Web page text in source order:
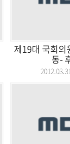
제19대 국회의
동-